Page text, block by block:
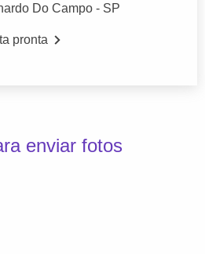
Do Campo - SP
pronta
enviar fotos